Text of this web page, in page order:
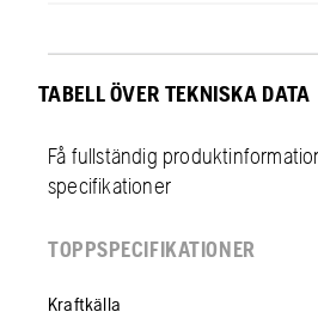
TABELL ÖVER TEKNISKA DATA
Få fullständig
specifikationer
TOPPSPECIFIKATIONER
Kraftkälla